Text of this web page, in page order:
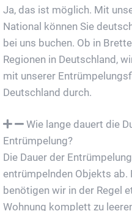
Ja, das ist möglich. Mit
National können Sie
bei uns buchen. Ob in
Regionen in Deutschland,
mit unserer
Deutschland durch.
Wie lange dauert die
Entrümpelung?
Die Dauer der
entrümpelnden Objekts ab.
benötigen wir in der Regel
Wohnung komplett zu